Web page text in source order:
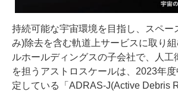
持続可能な宇宙環境を目指し、スペー
み)除去を含む軌道上サービスに取り
ルホールディングスの子会社で、人工
を担うアストロスケールは、2023年
定している「ADRAS-J(Active Debris